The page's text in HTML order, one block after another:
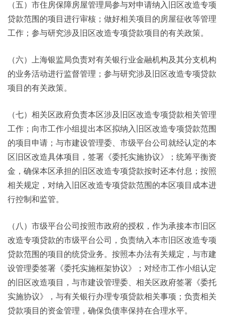
（五）市住房保障房屋管理局参与对申请纳入旧区改造专项
贷款范围的项目进行审核；做好相关项目的房屋征收等管理
工作；参与研究涉及旧区改造专项贷款项目的有关政策。
（六）上海银监局负责对有关银行业金融机构及其分支机构
的业务活动进行监督管理；参与研究涉及旧区改造专项贷款
项目的有关政策。
（七）相关区政府负责本区涉及旧区改造专项贷款相关管理
工作；向市工作小组提出本区拟纳入旧区改造专项贷款范围
的项目申请；与市建设管理委、市级平台公司就经认定的本
区旧区改造具体项目，签署《委托实施协议》；统筹平衡资
金，确保本区承担的旧区改造专项贷款按时还本付息；按照
相关规定，对纳入旧区改造专项贷款范围的本区项目成本进
行控制和监管。
（八）市级平台公司按照市政府的授权，作为承接本市旧区
改造专项贷款的市级平台公司，负责纳入本市旧区改造专项
贷款范围的项目的统贷业务。按照本办法有关规定，与市建
设管理委签署《委托实施框架协议》；对经市工作小组认定
的旧区改造项目，与市建设管理委、相关区政府签署《委托
实施协议》，与有关银行办理专项贷款相关事项；负责相关
贷款项目的资金管理，确保负债率保持在合理水平。